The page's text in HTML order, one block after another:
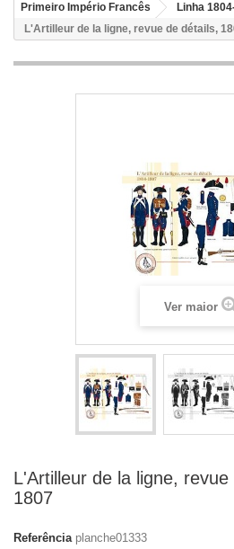
Primeiro Império Francês
Linha
L'Artilleur de la ligne, revue de détails,
Ver maior
L'Artilleur de la ligne,
1807
Referência planche01333